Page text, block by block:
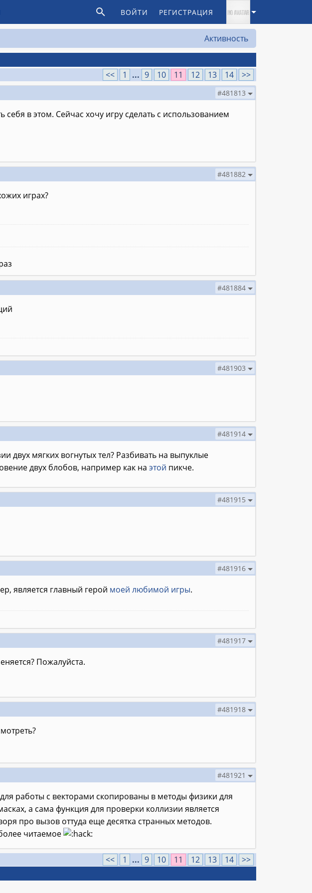
ВОЙТИ РЕГИСТРАЦИЯ
Активность
<<
1 ... 9 10 11 12 13 14 >>
#481813
в этом. Сейчас хочу игру сделать с использованием
#481882
играх?
#481884
#481903
#481914
двух мягких вогнутых тел? Разбивать на выпуклые
двух блобов, например как на этой пикче.
#481915
#481916
является главный герой моей любимой игры.
#481917
Пожалуйста.
#481918
#481921
работы с векторами скопированы в методы физики для
а сама функция для проверки коллизии является
про вызов оттуда еще десятка странных методов.
читаемое
<< 1 ... 9 10 11 12 13 14
>>